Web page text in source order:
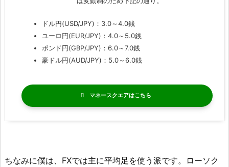
ドル円(USD/JPY)：3.0～4.0銭
ユーロ円(EUR/JPY)：4.0～5.0銭
ポンド円(GBP/JPY)：6.0～7.0銭
豪ドル円(AUD/JPY)：5.0～6.0銭
マネースクエア
ちなみに僕は、FXでは主に平均足を使う派です。ローソク